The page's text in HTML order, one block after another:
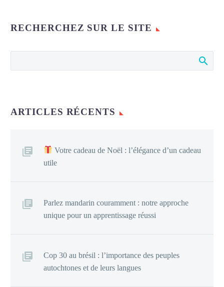
RECHERCHEZ SUR LE SITE
ARTICLES RÉCENTS
Votre cadeau de Noël : l’élégance d’un cadeau
utile
Parlez mandarin couramment : notre approche
unique pour un apprentissage réussi
Cop 30 au brésil : l’importance des peuples
autochtones et de leurs langues